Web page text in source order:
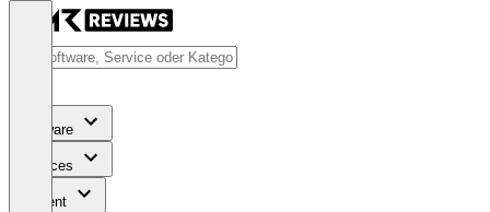
Software
Services
Content